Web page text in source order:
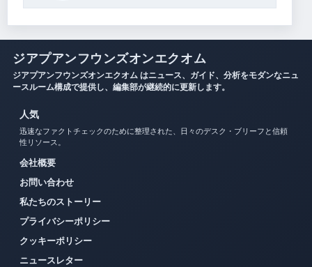
ジアプアンフウンズオンエクオム
ジアプアンフウンズオンエクオム はニュース、ガイド、分析をモダンなニュ
ースルーム構成で提供し、編集部が継続的に更新します。
人気
迅速なファクトチェックのために整理された、日々のデスク・ブリーフと信頼
性リソース。
会社概要
お問い合わせ
私たちのストーリー
プライバシーポリシー
クッキーポリシー
ニュースレター